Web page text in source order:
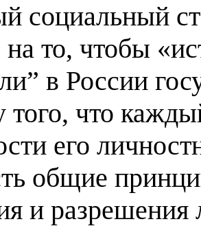
социальный
на то, чтобы
в России
того, что
его
общие
и